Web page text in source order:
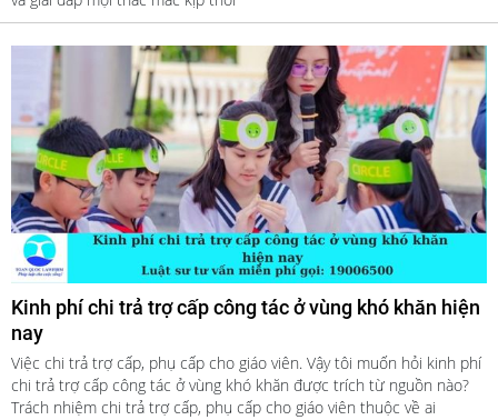
Kinh phí chi trả trợ cấp công tác ở vùng khó khăn hiện
nay
Việc chi trả trợ cấp, phụ cấp cho giáo viên. Vậy tôi muốn hỏi kinh phí
chi trả trợ cấp công tác ở vùng khó khăn được trích từ nguồn nào?
Trách nhiệm chi trả trợ cấp, phụ cấp cho giáo viên thuộc về ai